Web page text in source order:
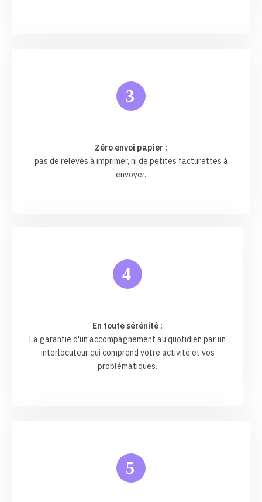
3
Zéro envoi papier :
pas de relevés à imprimer, ni de petites facturettes à
envoyer.
4
En toute sérénité :
La garantie d'un accompagnement au quotidien par un
interlocuteur qui comprend votre activité et vos
problématiques.
5